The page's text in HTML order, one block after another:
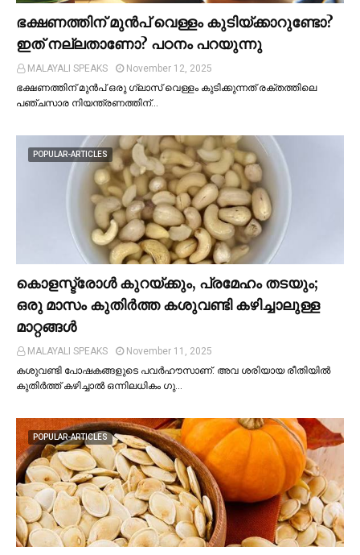
ഭക്ഷണത്തിന് മുന്‍പ് വെള്ളം കുടിയ്ക്കാറുണ്ടോ?
ഇത് നല്ലതാണോ? പഠനം പറയുന്നു
MALAYALI SPEAKS
November 12, 2025
ഭക്ഷണത്തിന് മുന്‍പ് ഒരു ഗ്ലാസ് വെള്ളം കുടിക്കുന്നത് രക്തത്തിലെ
പഞ്ചസാര നിയന്ത്രണത്തിന്…
POPULAR-ARTICLES
കൊളസ്ട്രോള്‍ കുറയ്ക്കും, പ്രമേഹം തടയും;
ഒരു മാസം കുതിര്‍ത്ത കശുവണ്ടി കഴിച്ചാലുള്ള
മാറ്റങ്ങള്‍
MALAYALI SPEAKS
November 11, 2025
കശുവണ്ടി പോഷകങ്ങളുടെ പവർഹൗസാണ്. അവ ശരിയായ രീതിയില്‍
കുതിർത്ത് കഴിച്ചാല്‍ ഒന്നിലധികം ഗു…
POPULAR-ARTICLES